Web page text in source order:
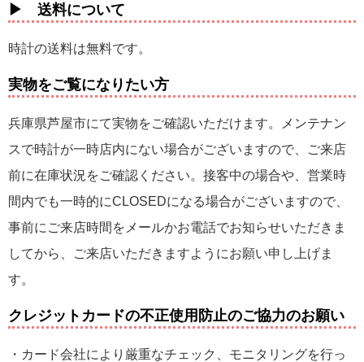
▶ 送料について
時計の送料は無料です。
実物をご覧になりたい方
兵庫県芦屋市にて実物をご確認いただけます。メンテナン
スで時計が一時店内にない場合がございますので、ご来店
前に在庫状況をご確認ください。接客中の場合や、営業時
間内でも一時的にCLOSEDになる場合がございますので、
事前にご来店時間をメールかお電話でお知らせいただきま
してから、ご来店いただきますようにお願い申し上げま
す。
クレジットカードの不正使用防止のご協力のお願い
・カード会社により厳重なチェック、モニタリングを行っ